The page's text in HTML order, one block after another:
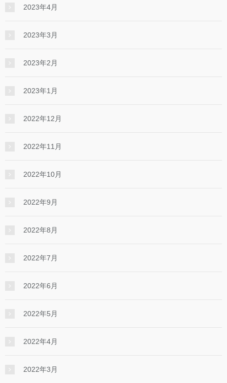
2023年4月
2023年3月
2023年2月
2023年1月
2022年12月
2022年11月
2022年10月
2022年9月
2022年8月
2022年7月
2022年6月
2022年5月
2022年4月
2022年3月